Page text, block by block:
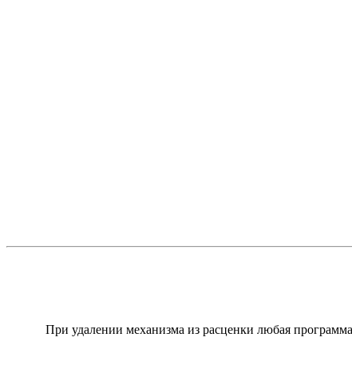
При удалении механизма из расценки любая